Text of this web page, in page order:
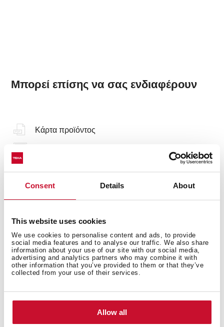
Consent Details About
This website uses cookies
We use cookies to personalise content and ads, to provide
social media features and to analyse our traffic. We also share
information about your use of our site with our social media,
advertising and analytics partners who may combine it with
other information that you’ve provided to them or that they’ve
collected from your use of their services.
Allow all
Μπορεί επίσης να σας ενδιαφέρουν
Κάρτα προϊόντος
Συμβατά Αξεσουάρ, μη συμπεριλαμβανόμενα στο προϊόν